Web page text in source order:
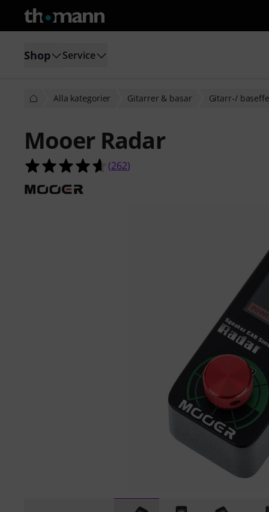
Shop Service
Alla kategorier Gitarrer & basar Gitarr-/
Mooer Radar
4.6 av 5 stjärnor från 262
(262)